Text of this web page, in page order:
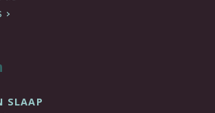
SLAAP